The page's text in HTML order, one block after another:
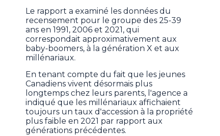
Le rapport a examiné les données du
recensement pour le groupe des 25-39
ans en 1991, 2006 et 2021, qui
correspondait approximativement aux
baby-boomers, à la génération X et aux
millénariaux.
En tenant compte du fait que les jeunes
Canadiens vivent désormais plus
longtemps chez leurs parents, l'agence a
indiqué que les millénariaux affichaient
toujours un taux d'accession à la propriété
plus faible en 2021 par rapport aux
générations précédentes.